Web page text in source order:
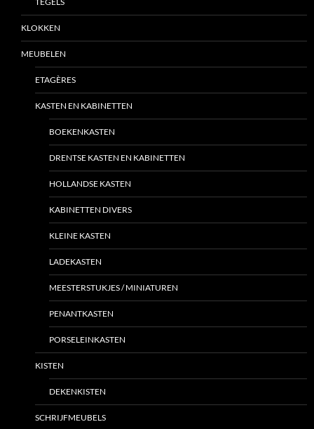
KLOKKEN
MEUBELEN
ETAGÈRES
KASTEN EN KABINETTEN
BOEKENKASTEN
DRENTSE KASTEN EN KABINETTEN
HOLLANDSE KASTEN
KABINETTEN DIVERS
KLEINE KASTEN
LADEKASTEN
MEESTERSTUKJES / MINIATUREN
PENANTKASTEN
PORSELEINKASTEN
KISTEN
DEKENKISTEN
SCHRIJFMEUBELS